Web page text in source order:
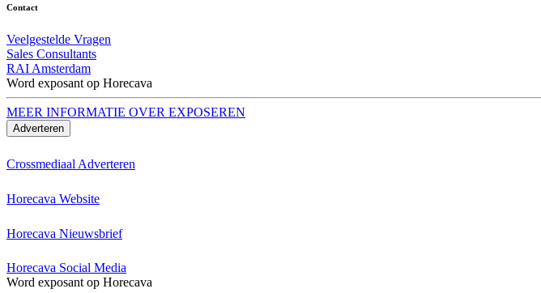
Contact
Veelgestelde Vragen
Sales Consultants
RAI Amsterdam
Word exposant op Horecava
MEER INFORMATIE OVER EXPOSEREN
Adverteren
Crossmediaal Adverteren
Horecava Website
Horecava Nieuwsbrief
Horecava Social Media
Word exposant op Horecava